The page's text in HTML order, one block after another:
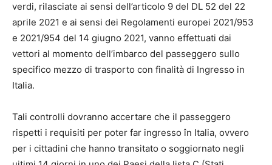
verdi, rilasciate ai sensi dell’articolo 9 del DL 52 del 22
aprile 2021 e ai sensi dei Regolamenti europei 2021/953
e 2021/954 del 14 giugno 2021, vanno effettuati dai
vettori al momento dell’imbarco del passeggero sullo
specifico mezzo di trasporto con finalità di Ingresso in
Italia.
Tali controlli dovranno accertare che il passeggero
rispetti i requisiti per poter far ingresso în Italia, ovvero
per i cittadini che hanno transitato o soggiornato negli